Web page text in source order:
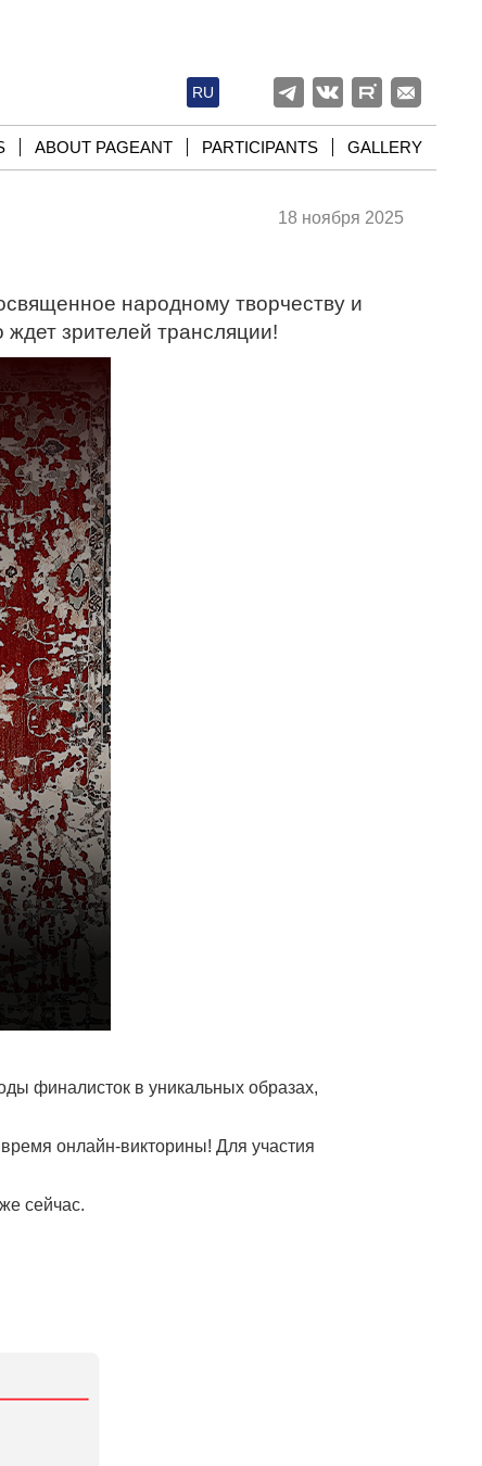
RU
ABOUT PAGEANT PARTICIPANTS GALLERY
18 ноября 2025
народному творчеству и
зрителей трансляции!
финалисток в уникальных образах,
онлайн-викторины! Для участия
сейчас.